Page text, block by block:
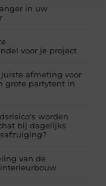
in uw
voor je project
afmeting voor
grote partytent in
worden
bij dagelijks
van de